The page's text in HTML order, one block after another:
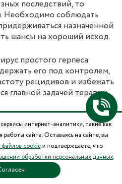
последствий, то
Необходимо соблюдать
назначенной
шансы на хороший исход.
простого герпеса
его под контролем,
рецидивов и избежать
главной задачей терапии.
рецидивирует регулярно,
разобраться в
течения, провести
интернет-аналитики, такие как
сайта. Оставаясь на сайте, вы
файлов cookieи подтверждаете, что
обработки персональных данных.